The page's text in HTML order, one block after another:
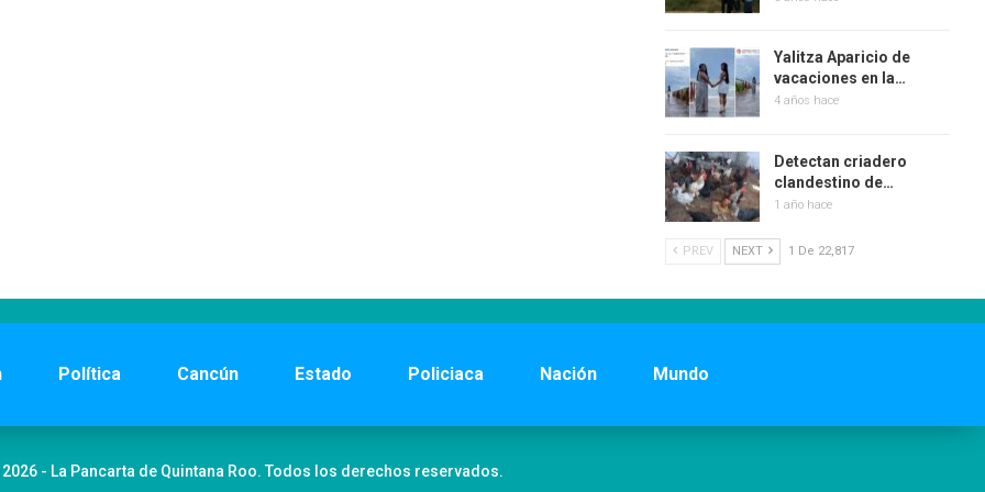
Yalitza Aparicio de
vacaciones en la…
4 años hace
Detectan criadero
clandestino de…
1 año hace
PREV NEXT 1 De 22,817
Política Cancún Estado Policiaca Nación Mundo
- La Pancarta de Quintana Roo. Todos los derechos reservados.